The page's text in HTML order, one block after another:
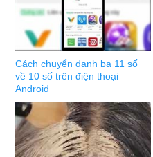
Cách chuyển danh bạ 11 số
về 10 số trên điện thoại
Android